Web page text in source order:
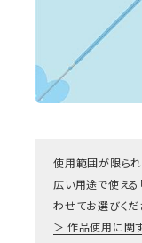
使用範囲が限ら
広い用途で使える
わせてお選びくだ
作品使用に関